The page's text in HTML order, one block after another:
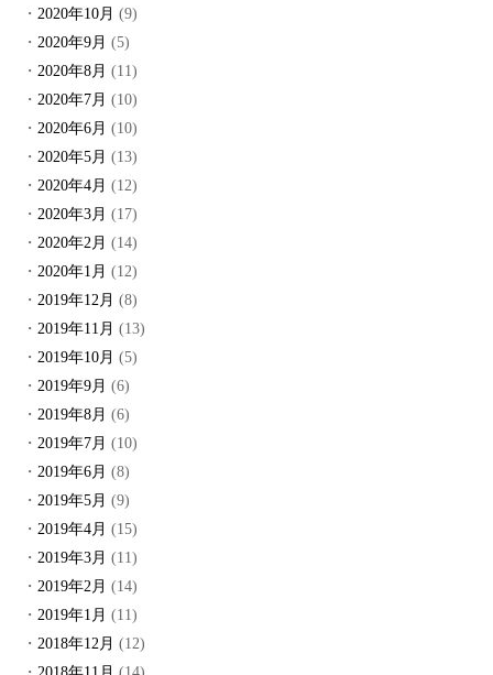
2020年10月 (9)
2020年9月 (5)
2020年8月 (11)
2020年7月 (10)
2020年6月 (10)
2020年5月 (13)
2020年4月 (12)
2020年3月 (17)
2020年2月 (14)
2020年1月 (12)
2019年12月 (8)
2019年11月 (13)
2019年10月 (5)
2019年9月 (6)
2019年8月 (6)
2019年7月 (10)
2019年6月 (8)
2019年5月 (9)
2019年4月 (15)
2019年3月 (11)
2019年2月 (14)
2019年1月 (11)
2018年12月 (12)